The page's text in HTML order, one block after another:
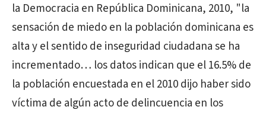
la Democracia en República Dominicana, 2010, "la
sensación de miedo en la población dominicana es
alta y el sentido de inseguridad ciudadana se ha
incrementado… los datos indican que el 16.5% de
la población encuestada en el 2010 dijo haber sido
víctima de algún acto de delincuencia en los